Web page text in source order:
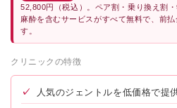
ロナロナクリニック
渋谷美容外科クリニック新橋院
新橋美容クリニック
YGメディカルクリニック新橋院
52,800円（税込）。ペア割・乗り換え割
麻酔を含むサービスがすべて無料で、前
す。
クリニックの特徴
✓ 人気のジェントルを低価格で提